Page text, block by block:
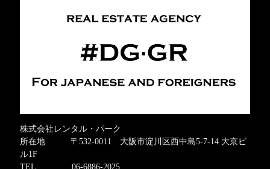
株式会社レンタル・パーク
所在地 〒532-0011 大阪市淀川区西中島5-7-14 大京ビ
ル1F
TEL 06-6886-2025